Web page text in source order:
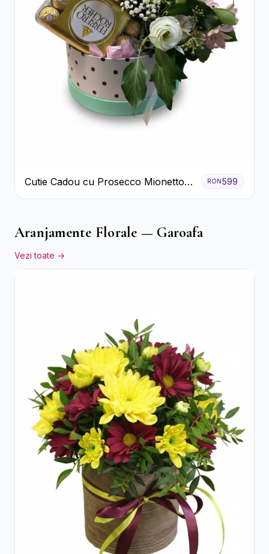
Cutie Cadou cu Prosecco Mionetto
Ferrero Rocher și Flori Pastelate
RON 599
Aranjamente Florale — Garoafa
Vezi toate →